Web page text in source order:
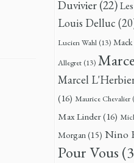
Duvivier(22)
Louis Delluc
Lucien Wahl (13) Mack
Allegret (13)
Marcel
(16) Maurice Chevalier
Max Linder(16)
Morgan(15) Nino
Pour Vous